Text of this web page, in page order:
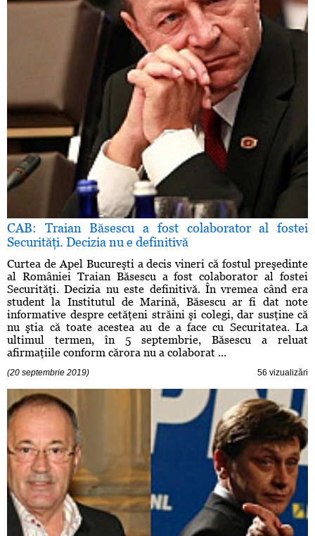
CAB: Traian Băsescu a fost colaborator al fostei
Securităţi. Decizia nu e definitivă
Curtea de Apel Bucureşti a decis vineri că fostul preşedinte
al României Traian Băsescu a fost colaborator al fostei
Securităţi. Decizia nu este definitivă. În vremea când era
student la Institutul de Marină, Băsescu ar fi dat note
informative despre cetăţeni străini şi colegi, dar susţine că
nu ştia că toate acestea au de a face cu Securitatea. La
ultimul termen, în 5 septembrie, Băsescu a reluat
afirmaţiile conform cărora nu a colaborat ...
(20 septembrie 2019) 56 vizualizări